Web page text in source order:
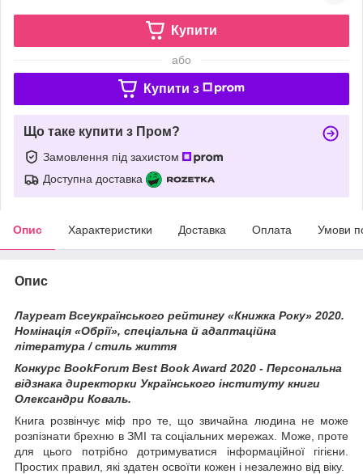
Купити
або
Купити з
Що таке купити з Пром?
Замовлення під захистом
Доступна доставка
Опис Характеристики Доставка Оплата Умови
Опис
Лауреат Всеукраїнського рейтингу «Книжка Року» 2020.
Номінація «Обрії», спеціальна й адаптаційна
література / стиль життя
Конкурс BookForum Best Book Award 2020 - Персональна
відзнака директорки Українського інституту книги
Олександри Коваль.
Книга розвінчує міф про те, що звичайна людина не може
розпізнати брехню в ЗМІ та соціальних мережах. Може, проте
для цього потрібно дотримуватися інформаційної гігієни.
Простих правил, які здатен освоїти кожен і незалежно від віку.